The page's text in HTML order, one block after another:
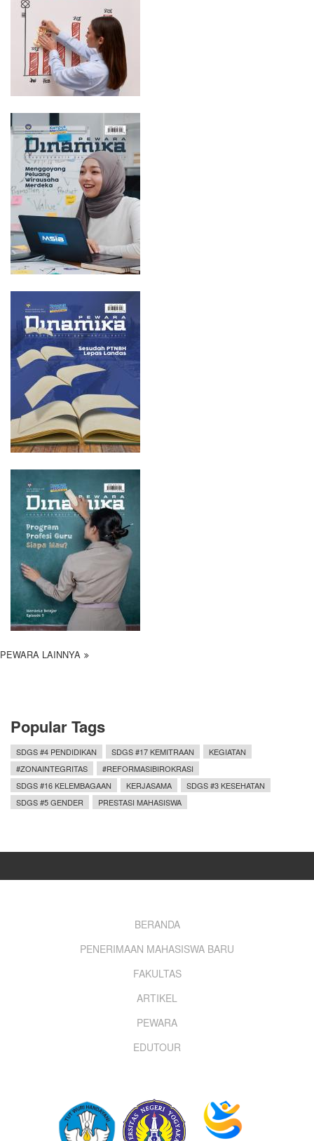
PEWARA LAINNYA
Popular Tags
SDGS #4 PENDIDIKAN SDGS #17 KEMITRAAN
KEGIATAN
#ZONAINTEGRITAS
#REFORMASIBIROKRASI
SDGS #16 KELEMBAGAAN
KERJASAMA
SDGS #3 KESEHATAN
SDGS #5 GENDER
PRESTASI MAHASISWA
BERANDA
PENERIMAAN MAHASISWA BARU
FAKULTAS
ARTIKEL
PEWARA
EDUTOUR